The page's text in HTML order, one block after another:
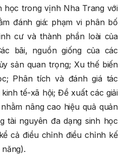
học trong vịnh Nha Trang với
đánh giá: phạm vi phân bố
cư và thành phần loài của
bãi, nguồn giống của các
sản quan trọng; Xu thế biến
Phân tích và đánh giá tác
tế-xã hội; Đề xuất các giải
nâng cao hiệu quả quản
tài nguyên đa dạng sinh học
cả điều chỉnh điều chỉnh kế